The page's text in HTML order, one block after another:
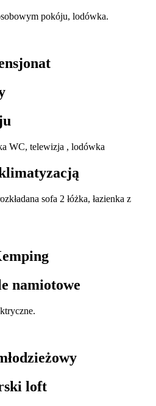
pokóju, lodówka.
WC, telewizja , lodówka
sofa 2 łóżka, łazienka z
namiotowe
loft